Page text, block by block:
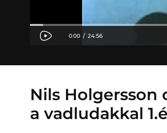
Nils Holgersson
a vadludakkal